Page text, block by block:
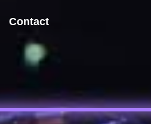
Contact